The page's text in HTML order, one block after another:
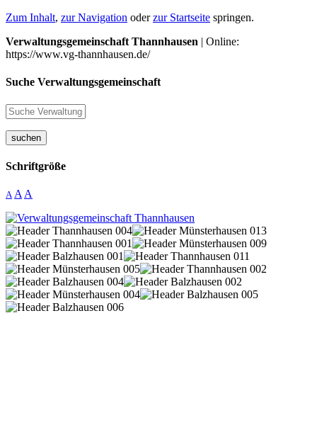
Zum Inhalt, zur Navigation oderzur Startseite springen.
Verwaltungsgemeinschaft Thannhausen | Online:
https://www.vg-thannhausen.de/
Suche Verwaltungsgemeinschaft
suchen
Schriftgröße
A A A